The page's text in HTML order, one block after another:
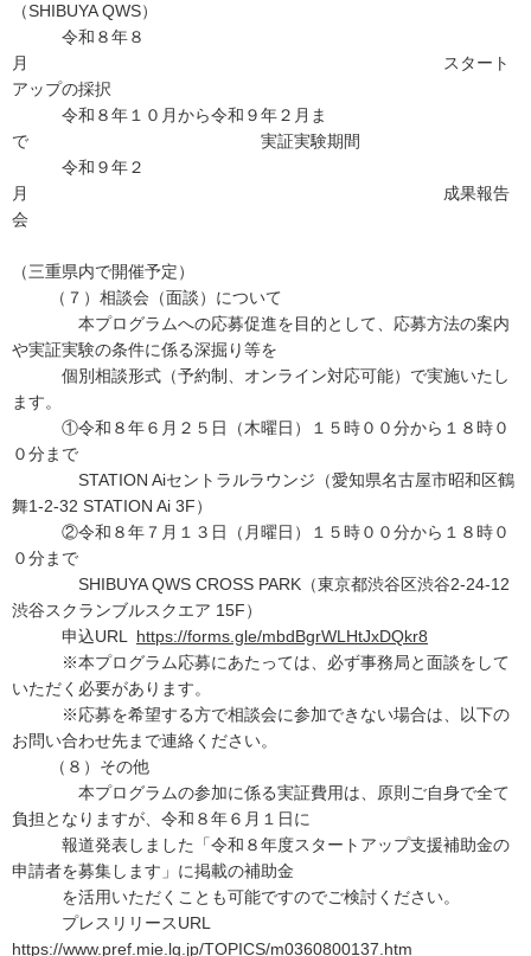
（SHIBUYA QWS）
令和８年８
月 スタート
アップの採択
令和８年１０月から令和９年２月ま
で 実証実験期間
令和９年２
月 成果報告
会
（三重県内で開催予定）
（７）相談会（面談）について
本プログラムへの応募促進を目的として、応募方法の案内
や実証実験の条件に係る深掘り等を
個別相談形式（予約制、オンライン対応可能）で実施いたし
ます。
①令和８年６月２５日（木曜日）１５時００分から１８時０
０分まで
STATION Aiセントラルラウンジ（愛知県名古屋市昭和区鶴
舞1-2-32 STATION Ai 3F）
②令和８年７月１３日（月曜日）１５時００分から１８時０
０分まで
SHIBUYA QWS CROSS PARK（東京都渋谷区渋谷2-24-12
渋谷スクランブルスクエア 15F）
申込URL https://forms.gle/mbdBgrWLHtJxDQkr8
※本プログラム応募にあたっては、必ず事務局と面談をして
いただく必要があります。
※応募を希望する方で相談会に参加できない場合は、以下の
お問い合わせ先まで連絡ください。
（８）その他
本プログラムの参加に係る実証費用は、原則ご自身で全て
負担となりますが、令和８年６月１日に
報道発表しました「令和８年度スタートアップ支援補助金の
申請者を募集します」に掲載の補助金
を活用いただくことも可能ですのでご検討ください。
プレスリリースURL
https://www.pref.mie.lg.jp/TOPICS/m0360800137.htm